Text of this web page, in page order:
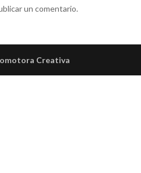
un comentario.
Creativa